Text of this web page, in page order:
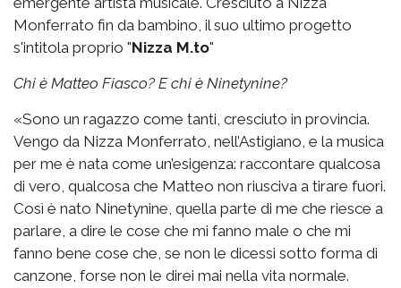
Monferrato fin da bambino, il suo ultimo progetto
s'intitola proprio "Nizza M.to"
Chi è Matteo Fiasco? E chi è Ninetynine?
«Sono un ragazzo come tanti, cresciuto in provincia.
Vengo da Nizza Monferrato, nell’Astigiano, e la musica
per me è nata come un’esigenza: raccontare qualcosa
di vero, qualcosa che Matteo non riusciva a tirare fuori.
Così è nato Ninetynine, quella parte di me che riesce a
parlare, a dire le cose che mi fanno male o che mi
fanno bene cose che, se non le dicessi sotto forma di
canzone, forse non le direi mai nella vita normale.